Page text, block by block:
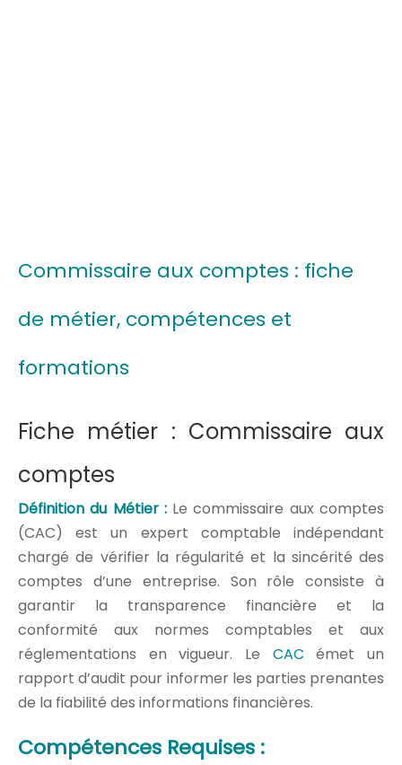
Commissaire aux comptes : fiche
de métier, compétences et
formations
Fiche métier : Commissaire aux
comptes
Définition du Métier :Le commissaire aux comptes
(CAC) est un expert comptable indépendant
chargé de vérifier la régularité et la sincérité des
comptes d’une entreprise. Son rôle consiste à
garantir la transparence financière et la
conformité aux normes comptables et aux
réglementations en vigueur. Le CAC émet un
rapport d’audit pour informer les parties prenantes
de la fiabilité des informations financières.
Compétences Requises :